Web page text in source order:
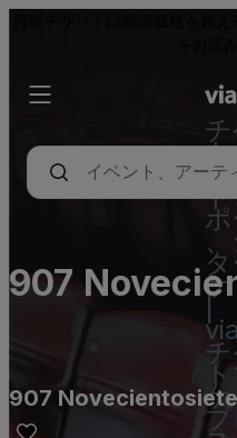
|
プ
907
907 Novecientosiete